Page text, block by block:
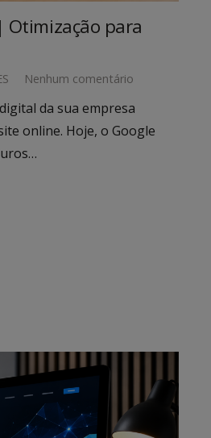
Otimização para
Nenhum comentário
da sua empresa
online. Hoje, o Google